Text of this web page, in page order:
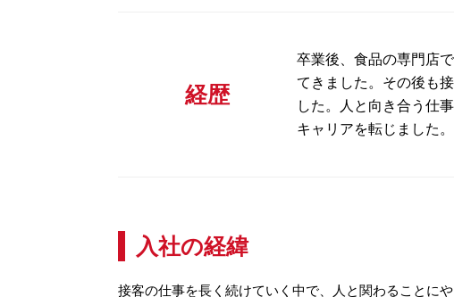
経歴
卒業後、食品の専門店
てきました。その後も
した。人と向き合う仕
キャリアを転じました。
入社の経緯
接客の仕事を長く続けていく中で、人と関わることに